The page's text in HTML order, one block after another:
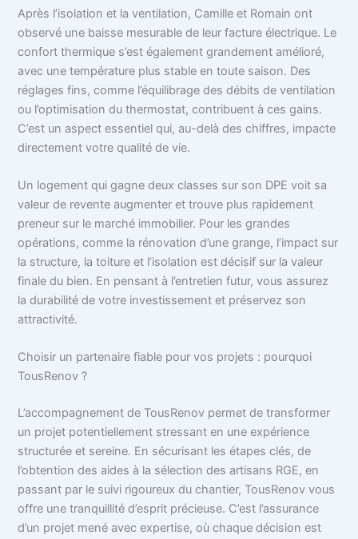
Après l’isolation et la ventilation, Camille et Romain ont
observé une baisse mesurable de leur facture électrique. Le
confort thermique s’est également grandement amélioré,
avec une température plus stable en toute saison. Des
réglages fins, comme l’équilibrage des débits de ventilation
ou l’optimisation du thermostat, contribuent à ces gains.
C’est un aspect essentiel qui, au-delà des chiffres, impacte
directement votre qualité de vie.
Un logement qui gagne deux classes sur son DPE voit sa
valeur de revente augmenter et trouve plus rapidement
preneur sur le marché immobilier. Pour les grandes
opérations, comme la rénovation d’une grange, l’impact sur
la structure, la toiture et l’isolation est décisif sur la valeur
finale du bien. En pensant à l’entretien futur, vous assurez
la durabilité de votre investissement et préservez son
attractivité.
Choisir un partenaire fiable pour vos projets : pourquoi
TousRenov ?
L’accompagnement de TousRenov permet de transformer
un projet potentiellement stressant en une expérience
structurée et sereine. En sécurisant les étapes clés, de
l’obtention des aides à la sélection des artisans RGE, en
passant par le suivi rigoureux du chantier, TousRenov vous
offre une tranquillité d’esprit précieuse. C’est l’assurance
d’un projet mené avec expertise, où chaque décision est